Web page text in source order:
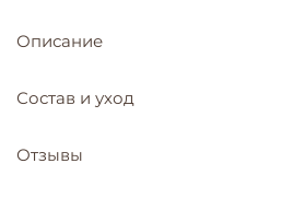
Описание
Состав и уход
Отзывы